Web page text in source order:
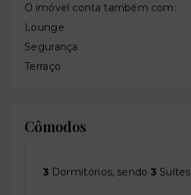
O imóvel conta também com:
Lounge
Segurança
Terraço
Cômodos
3 Dormitórios, sendo 3 Suítes